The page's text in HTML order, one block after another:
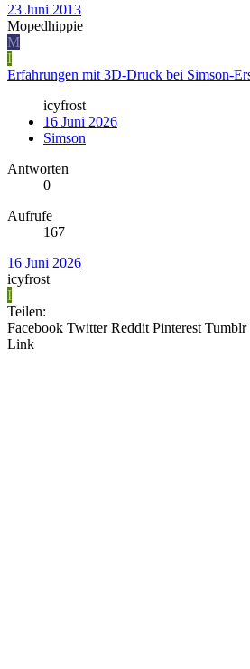
23 Juni 2013
Mopedhippie
M
I
Erfahrungen mit 3D-Druck bei Simson-
icyfrost
16 Juni 2026
Simson
Antworten
0
Aufrufe
167
16 Juni 2026
icyfrost
I
Teilen:
Facebook Twitter Reddit Pinterest Tumblr
Link